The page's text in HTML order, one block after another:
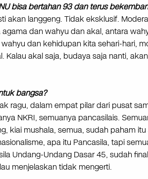
bisa bertahan 93 dan terus
akan langgeng. Tidak eksklusif.
dan wahyu dan akal, antara
dan kehidupan kita sehari-hari,
Kalau akal saja, budaya saja nanti,
bangsa?
ragu, dalam empat pilar dari pusat
NKRI, semuanya pancasilais.
kiai mushala, semua, sudah paham
apa itu Pancasila, tapi
Undang-Undang Dasar 45, sudah
menjelaskan tidak mengerti.